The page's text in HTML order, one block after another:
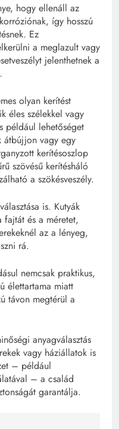
hogy ellenáll az
így hosszú
Ez
a meglazult vagy
jelenthetnek a
olyan kerítést
éles szélekkel vagy
például lehetőséget
átbújjon vagy egy
kerítésoszlop
szövésű kerítésháló
a szökésveszély.
is. Kutyák
és a méretet,
az a lényeg,
rá.
nemcsak praktikus,
élettartama miatt
távon megtérül a
anyagválasztás
vagy háziállatok is
– például
– a család
garantálja.